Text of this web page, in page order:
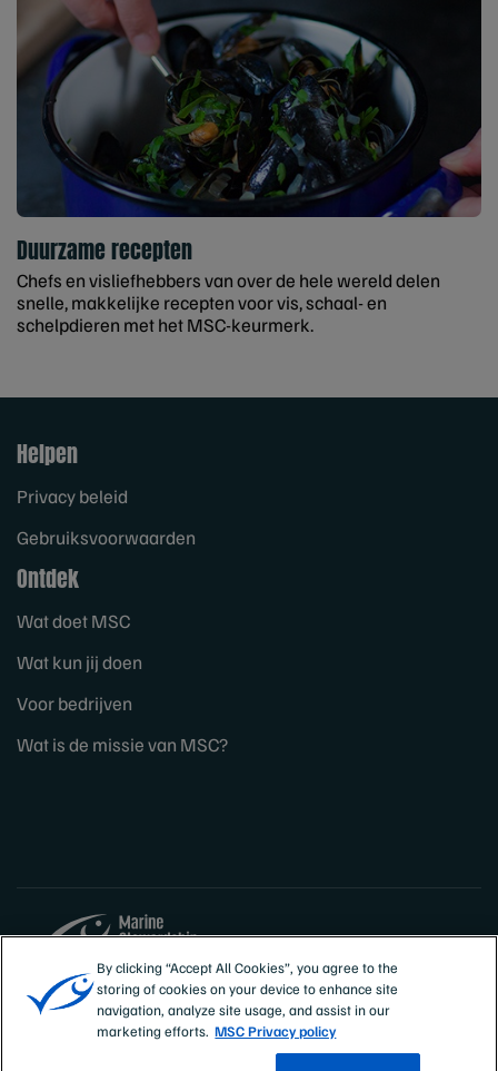
Duurzame recepten
Chefs en visliefhebbers van over de hele wereld delen
snelle, makkelijke recepten voor vis, schaal- en
schelpdieren met het MSC-keurmerk.
Helpen
Privacy beleid
Gebruiksvoorwaarden
Ontdek
Wat doet MSC
Wat kun jij doen
Voor bedrijven
Wat is de missie van MSC?
Sites
Nederland
By clicking “Accept All Cookies”, you agree to the
storing of cookies on your device to enhance site
navigation, analyze site usage, and assist in our
marketing efforts. MSC Privacy policy